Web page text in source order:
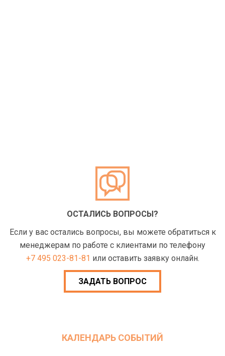
ОСТАЛИСЬ ВОПРОСЫ?
Если у вас остались вопросы, вы можете обратиться к
менеджерам по работе с клиентами по телефону
+7 495 023-81-81 или оставить заявку онлайн.
ЗАДАТЬ ВОПРОС
КАЛЕНДАРЬ СОБЫТИЙ